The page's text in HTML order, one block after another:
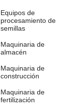
Equipos de
procesamiento de
semillas
Maquinaria de
almacén
Maquinaria de
construcción
Maquinaria de
fertilización